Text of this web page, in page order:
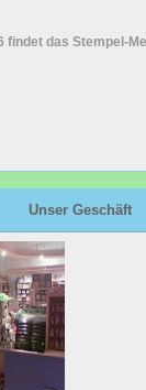
findet das Stempel-
Unser Geschäft